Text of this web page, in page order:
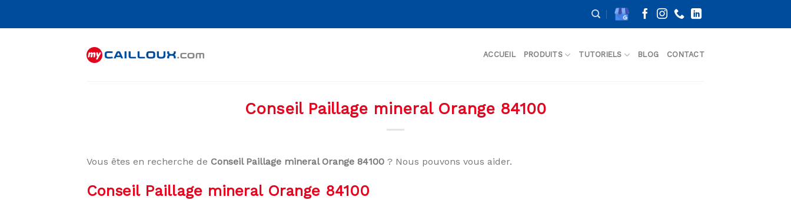
ACCUEIL PRODUITS TUTORIELS BLOG CONTACT
Conseil Paillage mineral Orange 84100
Vous êtes en recherche de Conseil Paillage mineral Orange 84100 ? Nous pouvons vous aider.
Conseil Paillage mineral Orange 84100